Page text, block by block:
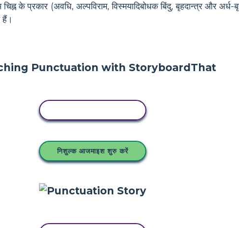
चिह्न के प्रकार (अवधि, अल्पविराम, विस्मयादिबोधक बिंदु, बृहदान्त्र और
हैं।
निशुल्क आजमाइश शुरु करें